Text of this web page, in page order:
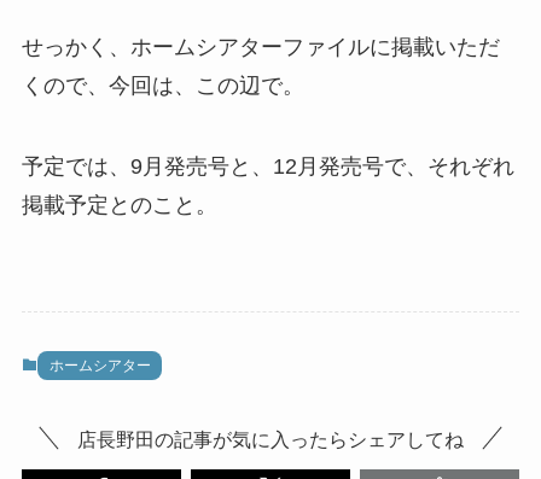
せっかく、ホームシアターファイルに掲載いただ
くので、今回は、この辺で。
予定では、9月発売号と、12月発売号で、それぞれ
掲載予定とのこと。
ホームシアター
店長野田の記事が気に入ったらシェアしてね